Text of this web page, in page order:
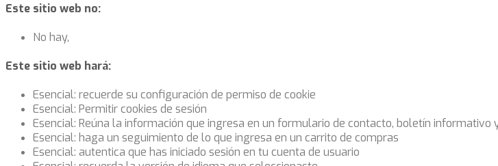
Este sitio web no:
No hay,
Este sitio web hará:
Esencial: recuerde su configuración de permiso de cookie
Esencial: Permitir cookies de sesión
Esencial: Reúna la información que ingresa en un formulario de contacto, boletín
Esencial: haga un seguimiento de lo que ingresa en un carrito de compras
Esencial: autentica que has iniciado sesión en tu cuenta de usuario